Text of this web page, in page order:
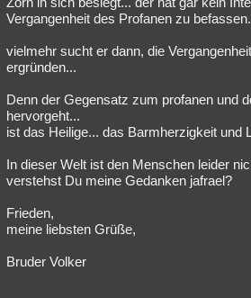
Vergangenheit des Profanen zu
vielmehr sucht er dann, die
ergründen...
Denn der Gegensatz zum profanen und
hervorgeht...
ist das Heilige... das Barmherzigkeit und
In dieser Welt ist den Menschen leider
verstehst Du meine Gedanken jafrael?
Frieden,
meine liebsten Grüße,
Bruder Volker